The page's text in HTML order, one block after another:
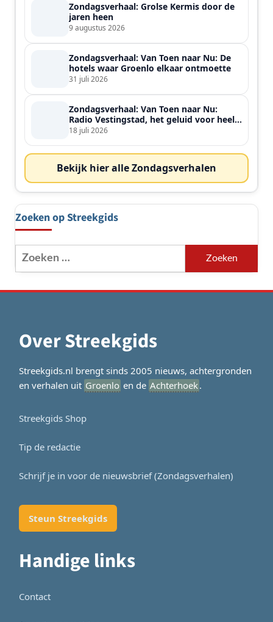
Zondagsverhaal: Grolse Kermis door de
jaren heen
9 augustus 2026
Zondagsverhaal: Van Toen naar Nu: De
hotels waar Groenlo elkaar ontmoette
31 juli 2026
Zondagsverhaal: Van Toen naar Nu:
Radio Vestingstad, het geluid voor heel
de streek
18 juli 2026
Bekijk hier alle Zondagsverhalen
Zoeken op Streekgids
Zoeken
naar:
Over Streekgids
Streekgids.nl brengt sinds 2005 nieuws, achtergronden
en verhalen uit Groenlo en de Achterhoek.
Streekgids Shop
Tip de redactie
Schrijf je in voor de nieuwsbrief (Zondagsverhalen)
Steun Streekgids
Handige links
Contact